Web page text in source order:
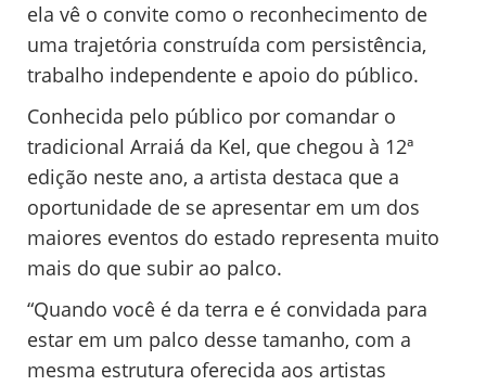
ela vê o convite como o reconhecimento de
uma trajetória construída com persistência,
trabalho independente e apoio do público.
Conhecida pelo público por comandar o
tradicional Arraiá da Kel, que chegou à 12ª
edição neste ano, a artista destaca que a
oportunidade de se apresentar em um dos
maiores eventos do estado representa muito
mais do que subir ao palco.
“Quando você é da terra e é convidada para
estar em um palco desse tamanho, com a
mesma estrutura oferecida aos artistas